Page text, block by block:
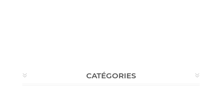
CATÉGORIES